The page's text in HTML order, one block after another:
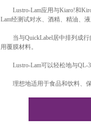
Lustro-Lam应用与Kiaro!和
Lam经测试对水、酒精、精油、
当与QuickLabel居中排列成行
用覆膜材料。
Lustro-Lam可以轻松地与QL-
理想地适用于食品和饮料、保